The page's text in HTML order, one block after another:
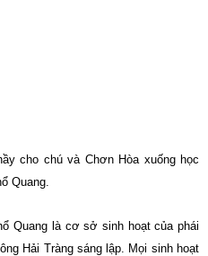
cho chú và Chơn Hòa xuống học
Quang.
Quang là cơ sở sinh hoạt của phái
Hải Tràng sáng lập. Mọi sinh hoạt